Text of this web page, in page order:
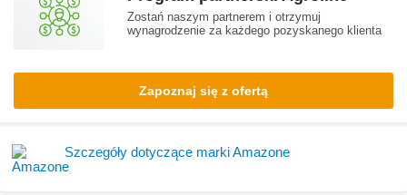
Zostań naszym partnerem i otrzymuj
wynagrodzenie za każdego pozyskanego klienta
Zapoznaj się z ofertą
Szczegóły dotyczące marki Amazone